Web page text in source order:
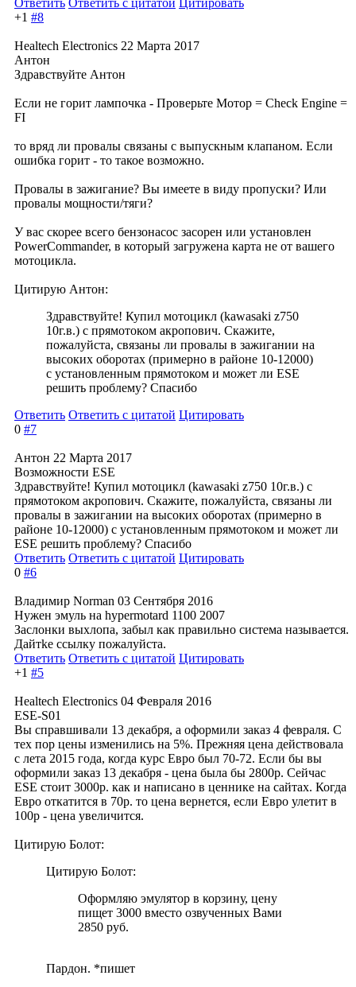
+1 #8
Healtech Electronics 22 Марта 2017
Антон
Здравствуйте Антон
Если не горит лампочка - Проверьте Мотор = Check Engine =
FI
то вряд ли провалы связаны с выпускным клапаном. Если
ошибка горит - то такое возможно.
Провалы в зажигание? Вы имеете в виду пропуски? Или
провалы мощности/тяги?
У вас скорее всего бензонасос засорен или установлен
PowerCommander, в который загружена карта не от вашего
мотоцикла.
Цитирую Антон:
Здравствуйте! Купил мотоцикл (kawasaki z750
10г.в.) с прямотоком акропович. Скажите,
пожалуйста, связаны ли провалы в зажигании на
высоких оборотах (примерно в районе 10-12000)
с установленным прямотоком и может ли ESE
решить проблему? Спасибо
Ответить Ответить с цитатой Цитировать
0 #7
Антон 22 Марта 2017
Возможности ESE
Здравствуйте! Купил мотоцикл (kawasaki z750 10г.в.) с
прямотоком акропович. Скажите, пожалуйста, связаны ли
провалы в зажигании на высоких оборотах (примерно в
районе 10-12000) с установленным прямотоком и может ли
ESE решить проблему? Спасибо
Ответить Ответить с цитатой Цитировать
0 #6
Владимир Norman 03 Сентября 2016
Нужен эмуль на hypermotard 1100 2007
Заслонки выхлопа, забыл как правильно система называется.
Дайтkе ссылку пожалуйста.
Ответить Ответить с цитатой Цитировать
+1 #5
Healtech Electronics 04 Февраля 2016
ESE-S01
Вы справшивали 13 декабря, а оформили заказ 4 февраля. С
тех пор цены изменились на 5%. Прежняя цена действовала
с лета 2015 года, когда курс Евро был 70-72. Если бы вы
оформили заказ 13 декабря - цена была бы 2800р. Сейчас
ESE стоит 3000р. как и написано в ценнике на сайтах. Когда
Евро откатится в 70р. то цена вернется, если Евро улетит в
100р - цена увеличится.
Цитирую Болот:
Цитирую Болот:
Оформляю эмулятор в корзину, цену
пищет 3000 вместо озвученных Вами
2850 руб.
Пардон. *пишет